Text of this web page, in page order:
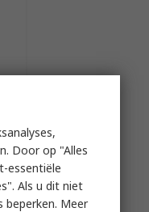
Door op "Alles
essentiële
Als u dit niet
Meer